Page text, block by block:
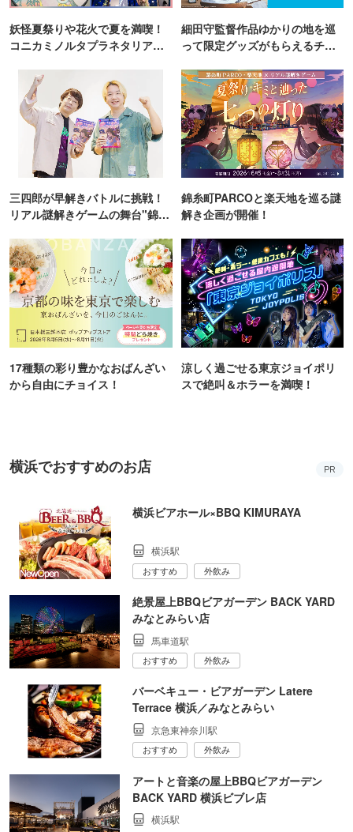
妖怪夏祭りや花火で夏を満喫！
コニカミノルタプラネタリア
細田守監督作品ゆかりの地を巡
って限定グッズがもらえるチャ
三四郎が早解きバトルに挑戦！
リアル謎解きゲームの舞台"錦糸
錦糸町PARCOと楽天地を巡る謎
解き企画が開催！
17種類の彩り豊かなおばんざい
から自由にチョイス！
涼しく過ごせる東京ジョイポリ
スで絶叫＆ホラーを満喫！
横浜でおすすめのお店 PR
横浜ビアホール×BBQ KIMURAYA
横浜駅
おすすめ 外飲み
絶景屋上BBQビアガーデン BACK YARD
みなとみらい店
馬車道駅
おすすめ 外飲み
バーベキュー・ビアガーデン Latere
Terrace 横浜／みなとみらい
京急東神奈川駅
おすすめ 外飲み
アートと音楽の屋上BBQビアガーデン
BACK YARD 横浜ビブレ店
横浜駅